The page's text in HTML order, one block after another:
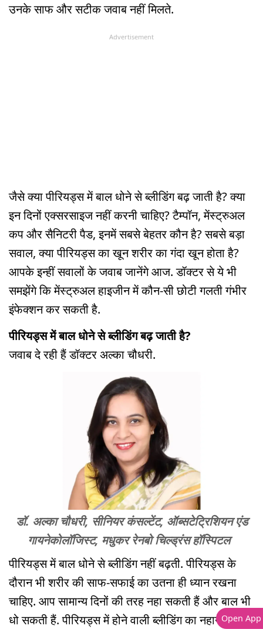
उनके साफ और सटीक जवाब नहीं मिलते.
Advertisement
जैसे क्या पीरियड्स में बाल धोने से ब्लीडिंग बढ़ जाती है? क्या
इन दिनों एक्सरसाइज नहीं करनी चाहिए? टैम्पॉन, मेंस्ट्रुअल
कप और सैनिटरी पैड, इनमें सबसे बेहतर कौन है? सबसे बड़ा
सवाल, क्या पीरियड्स का खून शरीर का गंदा खून होता है?
आपके इन्हीं सवालों के जवाब जानेंगे आज. डॉक्टर से ये भी
समझेंगे कि मेंस्ट्रुअल हाइजीन में कौन-सी छोटी गलती गंभीर
इंफेक्शन कर सकती है.
पीरियड्स में बाल धोने से ब्लीडिंग बढ़ जाती है?
जवाब दे रही हैं डॉक्टर अल्का चौधरी.
डॉ. अल्का चौधरी, सीनियर कंसल्टेंट, ऑब्सटेट्रिशियन एंड
गायनेकोलॉजिस्ट, मधुकर रेनबो चिल्ड्रंस हॉस्पिटल
पीरियड्स में बाल धोने से ब्लीडिंग नहीं बढ़ती. पीरियड्स के
दौरान भी शरीर की साफ-सफाई का उतना ही ध्यान रखना
चाहिए. आप सामान्य दिनों की तरह नहा सकती हैं और बाल भी
धो सकती हैं. पीरियड्स में होने वाली ब्लीडिंग का नहाने या बाल
Open App